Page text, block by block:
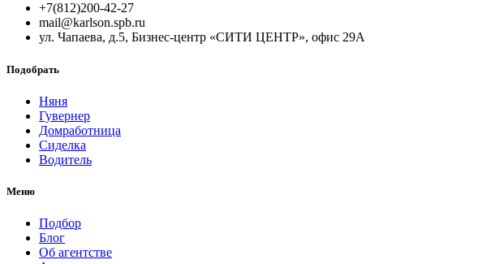
+7(812)200-42-27
mail@karlson.spb.ru
ул. Чапаева, д.5, Бизнес-центр «СИТИ ЦЕНТР», офис 29А
Подобрать
Няня
Гувернер
Домработница
Сиделка
Водитель
Меню
Подбор
Блог
Об агентстве